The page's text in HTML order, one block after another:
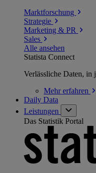
Marktforschung
Strategie
Marketing & PR
Sales
Alle ansehen
Statista Connect
Verlässliche Daten,
Mehrerfahren
Daily Data
Leistungen
Das Statistik Portal